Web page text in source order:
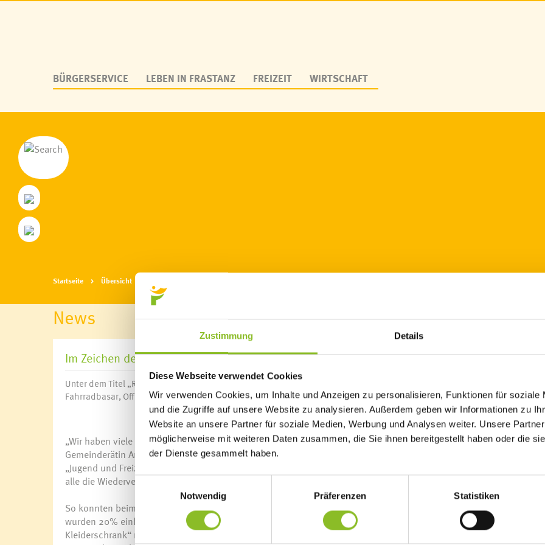
Zustimmung Details
Diese Webseite verwendet Cookies
Wir verwenden Cookies, um Inhalte und Anzeigen zu personalisieren, Funktionen für soziale
und die Zugriffe auf unsere Website zu analysieren. Außerdem geben wir Informationen zu
Website an unsere Partner für soziale Medien, Werbung und Analysen weiter. Unsere
möglicherweise mit weiteren Daten zusammen, die Sie ihnen bereitgestellt haben oder die
der Dienste gesammelt haben.
Einwilligungsauswahl
Notwendig
Präferenzen Statistiken
BÜRGERSERVICE LEBEN IN FRASTANZ FREIZEIT WIRTSCHAFT
Startseite Übersicht
News
Im Zeichen der Wiederverwendung
Unter dem Titel „Re:Use“ – also Wiederverwendung – lud die Marktgemeinde Frastanz am 13. und 14. April 2024 zum
Fahrradbasar, Offenen Kleiderschrank und Flohmarkt.
„Wir haben viele positive Rückmeldungen bekommen“, freuen sich Vizebürgermeisterin Michaela Gort und
Gemeinderätin Andrea Lins-Gabriel. Zusammen mit ihren Gemeinde-Ausschüssen „Soziales und Integration“ bzw.
„Jugend und Freizeit“ organisierten sie drei Veranstaltungen im Adalbert-Welte-Saal unter einem Dach. „Thematisch
alle die Wiederverwendung“, erklärt Lins-Gabriel.
So konnten beim Fahrradbasar am Samstag gebrauchte Fahrräder verkauft bzw. gekauft werden. Vom Verkaufspreis
wurden 20% einbehalten. Der damit erzielte Erlös kommt einem guten Zweck in Frastanz zugute. Beim „Offenen
Kleiderschrank“ nahmen Interessierte Kleidung, Accessoires und Schuhe kostenlos mit. Und beim Flohmarkt am